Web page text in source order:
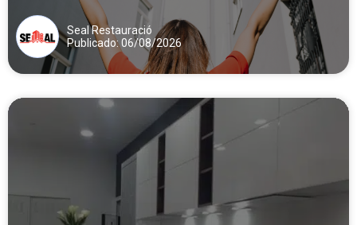
Seal Restauració
Publicado: 06/08/2026